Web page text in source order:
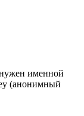
нужен именной
(анонимный